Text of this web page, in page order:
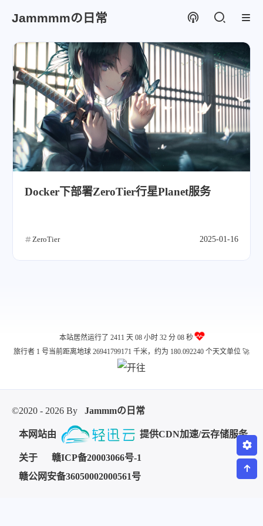
Jammmmの日常
Docker下部署ZeroTier行星Planet服务
ZeroTier 2025-01-16
本站居然运行了 2411 天08 小时 32 分 08 秒
旅行者 1 号当前距离地球 26941799171 千米，约为 180.092240 个天文单位 🚀
©2020 - 2026 By Jammmの日常
本网站由 提供CDN加速/云存储服务
关于
赣ICP备20003066号-1
赣公网安备36050002000561号